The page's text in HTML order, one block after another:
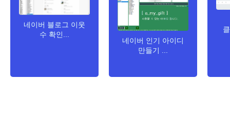
네이버 블로그 이웃
수 확인...
네이버 인기 아이디
만들기 ...